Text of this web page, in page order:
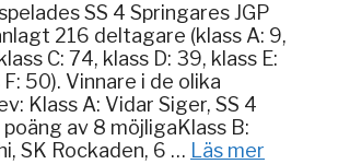
SS 4 Springares JGP
216 deltagare (klass A: 9,
C: 74, klass D: 39, klass E:
50). Vinnare i de olika
Klass A: Vidar Siger, SS 4
av 8 möjligaKlass B:
SK Rockaden, 6 … Läs mer